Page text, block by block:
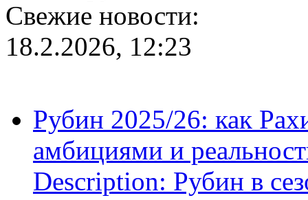
Свежие новости:
18.2.2026, 12:23
Рубин 2025/26: как
амбициями и
Description: Рубин в